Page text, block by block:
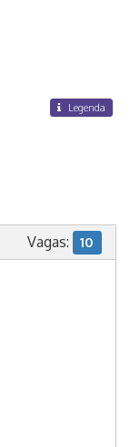
Legenda
Vagas: 10